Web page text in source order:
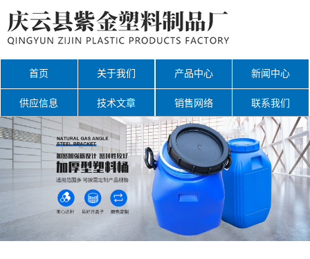
首页 关于我们 产品中心 新闻中心
供应信息 技术文章 销售网络 联系我们
网站地图